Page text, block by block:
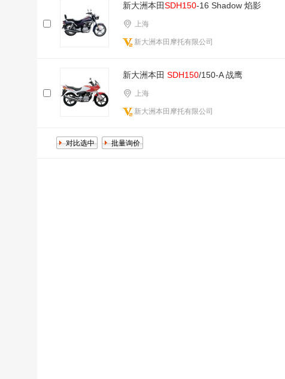
新大洲本田SDH150-16 Shadow 焰影
上海
新大洲本田摩托有限公司
新大洲本田 SDH150/150-A 战鹰
上海
新大洲本田摩托有限公司